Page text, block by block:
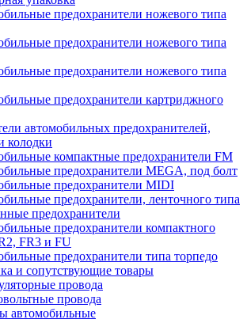
предохранители ножевого типа
предохранители ножевого типа
предохранители ножевого типа
предохранители картриджного
автомобильных предохранителей,
колодки
компактные предохранители FM
предохранители MEGA, под болт
предохранители MIDI
предохранители, ленточного типа
предохранители
предохранители компактного
FR3 и FU
предохранители типа торпедо
и сопутствующие товары
провода
провода
автомобильные